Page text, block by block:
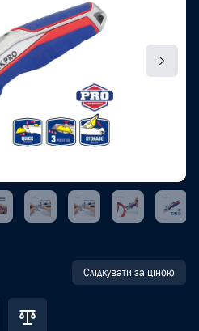
Слідкувати за ціною